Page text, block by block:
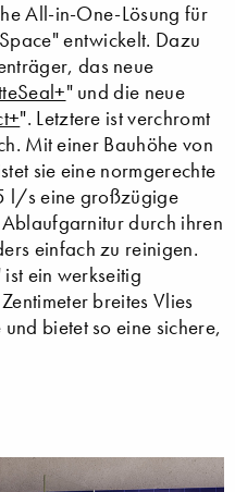
All-in-One-Lösung für
entwickelt. Dazu
das neue
" und die neue
". Letztere ist verchromt
Mit einer Bauhöhe von
sie eine normgerechte
l/s eine großzügige
durch ihren
einfach zu reinigen.
ist ein werkseitig
breites Vlies
bietet so eine sichere,